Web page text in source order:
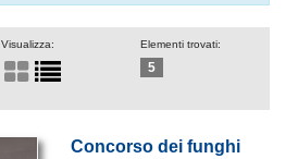
Visualizza: Elementi trovati:
5
Concorso dei funghi